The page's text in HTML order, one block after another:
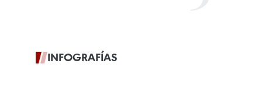
INFOGRAFÍAS